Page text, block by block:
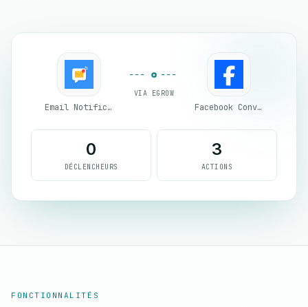
Email Notifications by eGrow
VIA EGROW
Facebook Conversion API (CAPI)
0
DÉCLENCHEURS
3
ACTIONS
FONCTIONNALITÉS